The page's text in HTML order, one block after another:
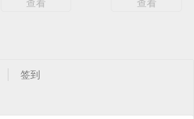
签到